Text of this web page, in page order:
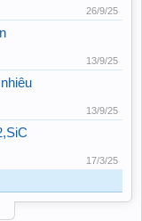
26/9/25
13/9/25
13/9/25
17/3/25